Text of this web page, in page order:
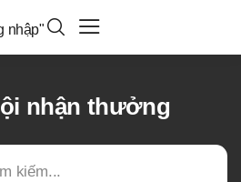
nhập"
nhận thưởng